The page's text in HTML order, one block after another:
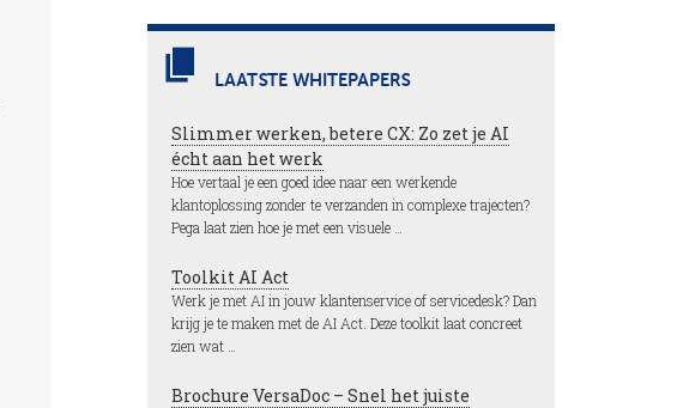
LAATSTE WHITEPAPERS
Slimmer werken, betere CX: Zo zet je AI
écht aan het werk
Hoe vertaal je een goed idee naar een werkende
klantoplossing zonder te verzanden in complexe trajecten?
Pega laat zien hoe je met een visuele …
Toolkit AI Act
Werk je met AI in jouw klantenservice of servicedesk? Dan
krijg je te maken met de AI Act. Deze toolkit laat concreet
zien wat …
Brochure VersaDoc – Snel het juiste